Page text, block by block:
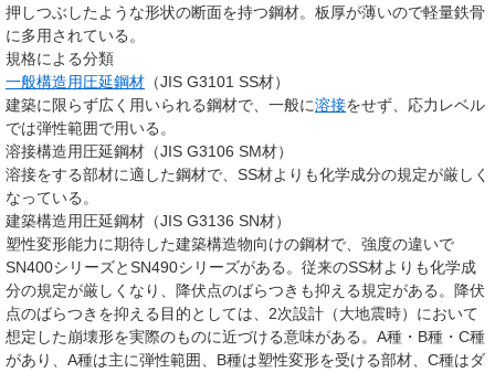
押しつぶしたような形状の断面を持つ鋼材。板厚が薄いので軽量鉄骨
に多用されている。
規格による分類
一般構造用圧延鋼材 （JIS G3101 SS材）
建築に限らず広く用いられる鋼材で、一般に溶接をせず、応力レベル
では弾性範囲で用いる。
溶接構造用圧延鋼材（JIS G3106 SM材）
溶接をする部材に適した鋼材で、SS材よりも化学成分の規定が厳しく
なっている。
建築構造用圧延鋼材（JIS G3136 SN材）
塑性変形能力に期待した建築構造物向けの鋼材で、強度の違いで
SN400シリーズとSN490シリーズがある。従来のSS材よりも化学成
分の規定が厳しくなり、降伏点のばらつきも抑える規定がある。降伏
点のばらつきを抑える目的としては、2次設計（大地震時）において
想定した崩壊形を実際のものに近づける意味がある。A種・B種・C種
があり、A種は主に弾性範囲、B種は塑性変形を受ける部材、C種はダ